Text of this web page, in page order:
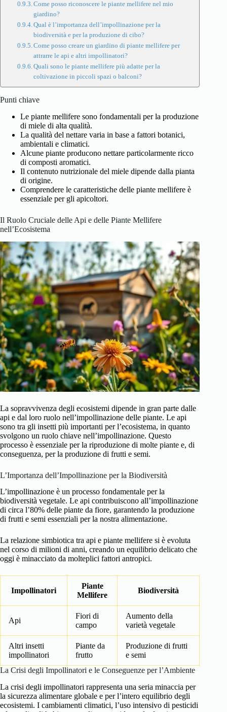
Come posso riconoscere le piante mellifere nel mio
giardino?
Qual è l’importanza dell’impollinazione per la
biodiversità e per la produzione di cibo?
Come posso creare un giardino di piante mellifere per
attrarre le api e altri impollinatori?
Quali sono le piante mellifere più adatte per la
coltivazione in piccoli spazi o balconi?
Punti chiave
Le piante mellifere sono fondamentali per la produzione
di miele di alta qualità.
La qualità del nettare varia in base a fattori botanici,
ambientali e climatici.
Alcune piante producono nettare particolarmente ricco
di composti aromatici.
Il contenuto nutrizionale del miele dipende dalla pianta
di origine.
Comprendere le caratteristiche delle piante mellifere è
essenziale per gli apicoltori.
Il Ruolo Cruciale delle Api e delle Piante Mellifere
nell’Ecosistema
La sopravvivenza degli ecosistemi dipende in gran parte dalle
api e dal loro ruolo nell’impollinazione delle piante. Le api
sono tra gli insetti più importanti per l’ecosistema, in quanto
svolgono un ruolo chiave nell’impollinazione. Questo
processo è essenziale per la riproduzione di molte piante e, di
conseguenza, per la produzione di frutti e semi.
L’Importanza dell’Impollinazione per la Biodiversità
L’impollinazione è un processo fondamentale per la
biodiversità vegetale. Le api contribuiscono all’impollinazione
di circa l’80% delle piante da fiore, garantendo la produzione
di frutti e semi essenziali per la nostra alimentazione.
La relazione simbiotica tra api e piante mellifere si è evoluta
nel corso di milioni di anni, creando un equilibrio delicato che
oggi è minacciato da molteplici fattori antropici.
Impollinatori
Piante
Mellifere
Biodiversità
Api
Fiori di
campo
Aumento della
varietà vegetale
Altri insetti
impollinatori
Piante da
frutto
Produzione di frutti
e semi
La Crisi degli Impollinatori e le Conseguenze per l’Ambiente
La crisi degli impollinatori rappresenta una seria minaccia per
la sicurezza alimentare globale e per l’intero equilibrio degli
ecosistemi. I cambiamenti climatici, l’uso intensivo di pesticidi